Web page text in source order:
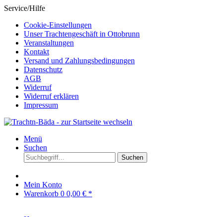
Service/Hilfe
Cookie-Einstellungen
Unser Trachtengeschäft in Ottobrunn
Veranstaltungen
Kontakt
Versand und Zahlungsbedingungen
Datenschutz
AGB
Widerruf
Widerruf erklären
Impressum
Menü
Suchen
Suchen
Mein Konto
Warenkorb 0 0,00 € *